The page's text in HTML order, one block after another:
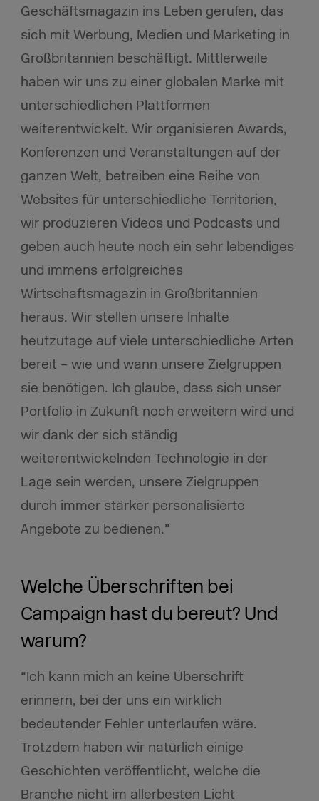
Geschäftsmagazin ins Leben gerufen, das
sich mit Werbung, Medien und Marketing in
Großbritannien beschäftigt. Mittlerweile
haben wir uns zu einer globalen Marke mit
unterschiedlichen Plattformen
weiterentwickelt. Wir organisieren Awards,
Konferenzen und Veranstaltungen auf der
ganzen Welt, betreiben eine Reihe von
Websites für unterschiedliche Territorien,
wir produzieren Videos und Podcasts und
geben auch heute noch ein sehr lebendiges
und immens erfolgreiches
Wirtschaftsmagazin in Großbritannien
heraus. Wir stellen unsere Inhalte
heutzutage auf viele unterschiedliche Arten
bereit – wie und wann unsere Zielgruppen
sie benötigen. Ich glaube, dass sich unser
Portfolio in Zukunft noch erweitern wird und
wir dank der sich ständig
weiterentwickelnden Technologie in der
Lage sein werden, unsere Zielgruppen
durch immer stärker personalisierte
Angebote zu bedienen.”
Welche Überschriften bei
Campaign hast du bereut? Und
warum?
“Ich kann mich an keine Überschrift
erinnern, bei der uns ein wirklich
bedeutender Fehler unterlaufen wäre.
Trotzdem haben wir natürlich einige
Geschichten veröffentlicht, welche die
Branche nicht im allerbesten Licht